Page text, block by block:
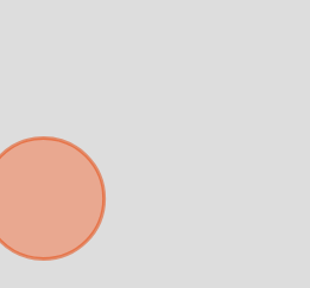
más rápido
identificar tu consulta en el
de gestión de clientes.